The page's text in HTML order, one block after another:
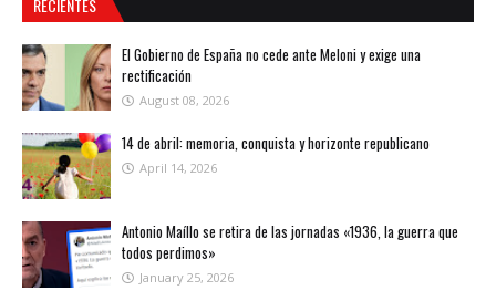
RECIENTES
El Gobierno de España no cede ante Meloni y exige una
rectificación
August 08, 2026
14 de abril: memoria, conquista y horizonte republicano
April 14, 2026
Antonio Maíllo se retira de las jornadas «1936, la guerra que
todos perdimos»
January 25, 2026